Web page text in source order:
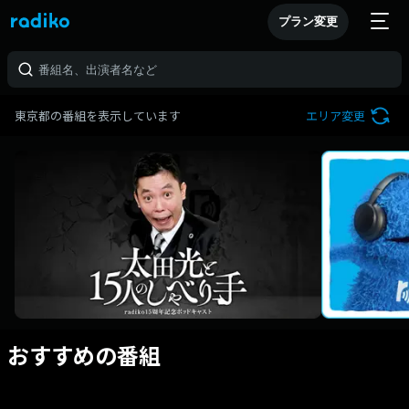
プラン変更
東京都の番組を表示しています エリア変更
おすすめの番組